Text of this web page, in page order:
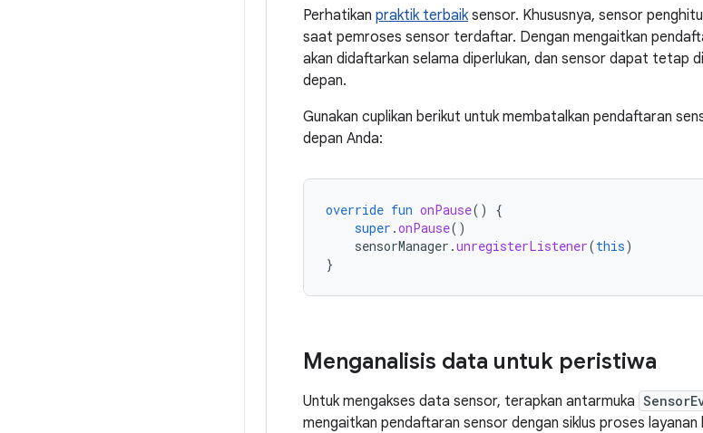
Perhatikan praktik terbaiksensor. Khususnya, sensor
saat pemroses sensor terdaftar. Dengan mengaitkan
akan didaftarkan selama diperlukan, dan sensor dapat tetap
depan.
Gunakan cuplikan berikut untuk membatalkan pendaftaran
depan Anda:
override fun onPause()
{
super .onPause()
sensorManager .unregisterListener(this)
}
Menganalisis data untuk peristiwa
Untuk mengakses data sensor, terapkan antarmuka
mengaitkan pendaftaran sensor dengan siklus proses